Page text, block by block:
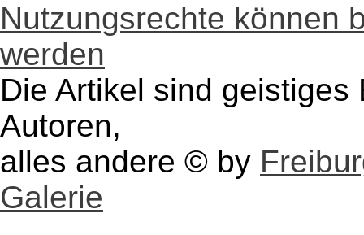
Nutzungsrechte können
werden
Die Artikel sind
Autoren,
alles andere © by
Galerie